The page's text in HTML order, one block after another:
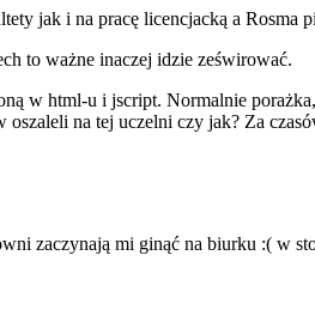
jak i na pracę licencjacką a Rosma
to ważne inaczej idzie ześwirować.
w html-u i jscript. Normalnie
na tej uczelni czy jak? Za
zaczynają mi ginąć na biurku :( w